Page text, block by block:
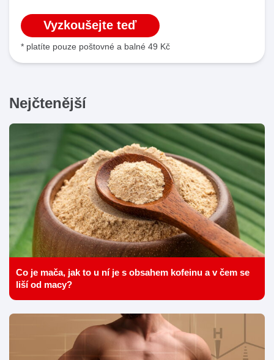
Vyzkoušejte teď
* platíte pouze poštovné a balné 49 Kč
Nejčtenější
Co je mača, jak to u ní je s obsahem kofeinu a v čem se
liší od macy?